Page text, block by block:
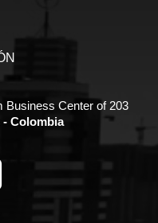
Business Center of 203
- Colombia